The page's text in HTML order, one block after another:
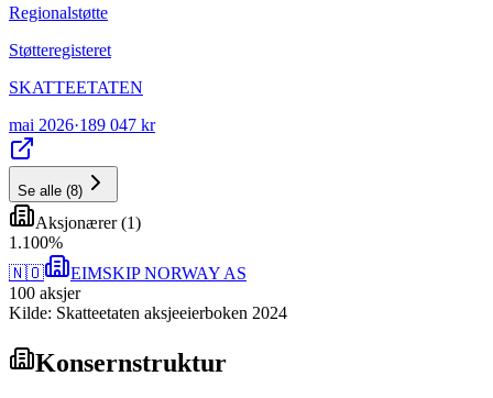
Regionalstøtte
Støtteregisteret
SKATTEETATEN
mai 2026·189 047 kr
Se alle (8)
Aksjonærer(1)
1 .100%
🇳🇴
EIMSKIP NORWAY AS
100 aksjer
Kilde: Skatteetaten aksjeeierboken 2024
Konsernstruktur